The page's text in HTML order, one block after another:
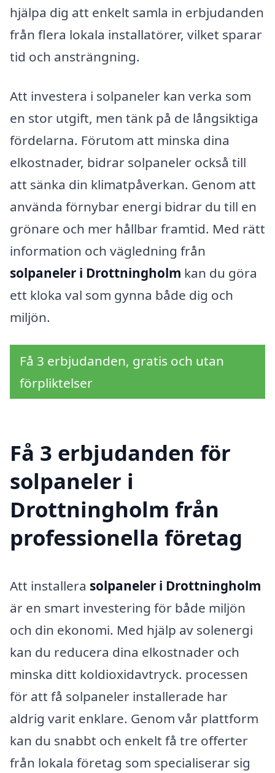
hjälpa dig att enkelt samla in erbjudanden
från flera lokala installatörer, vilket sparar
tid och ansträngning.
Att investera i solpaneler kan verka som
en stor utgift, men tänk på de långsiktiga
fördelarna. Förutom att minska dina
elkostnader, bidrar solpaneler också till
att sänka din klimatpåverkan. Genom att
använda förnybar energi bidrar du till en
grönare och mer hållbar framtid. Med rätt
information och vägledning från
solpaneler i Drottningholm kan du göra
ett kloka val som gynna både dig och
miljön.
Få 3 erbjudanden, gratis och utan
förpliktelser
Få 3 erbjudanden för
solpaneler i
Drottningholm från
professionella företag
Att installera solpaneler i Drottningholm
är en smart investering för både miljön
och din ekonomi. Med hjälp av solenergi
kan du reducera dina elkostnader och
minska ditt koldioxidavtryck. processen
för att få solpaneler installerade har
aldrig varit enklare. Genom vår plattform
kan du snabbt och enkelt få tre offerter
från lokala företag som specialiserar sig